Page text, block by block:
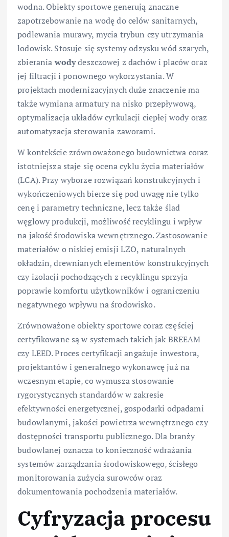
wodna. Obiekty sportowe generują znaczne
zapotrzebowanie na wodę do celów sanitarnych,
podlewania murawy, mycia trybun czy utrzymania
lodowisk. Stosuje się systemy odzysku wód szarych,
zbieraniawodydeszczowej z dachów i placów oraz
jej filtracji i ponownego wykorzystania. W
projektach modernizacyjnych duże znaczenie ma
także wymiana armatury na nisko przepływową,
optymalizacja układów cyrkulacji ciepłej wody oraz
automatyzacja sterowania zaworami.
W kontekście zrównoważonego budownictwa coraz
istotniejsza staje się ocena cyklu życia materiałów
(LCA). Przy wyborze rozwiązań konstrukcyjnych i
wykończeniowych bierze się pod uwagę nie tylko
cenę i parametry techniczne, lecz także ślad
węglowy produkcji, możliwość recyklingu i wpływ
na jakość środowiska wewnętrznego. Zastosowanie
materiałów o niskiej emisji LZO, naturalnych
okładzin, drewnianych elementów konstrukcyjnych
czy izolacji pochodzących z recyklingu sprzyja
poprawie komfortu użytkowników i ograniczeniu
negatywnego wpływu na środowisko.
Zrównoważone obiekty sportowe coraz częściej
certyfikowane są w systemach takich jak BREEAM
czy LEED. Proces certyfikacji angażuje inwestora,
projektantów i generalnego wykonawcę już na
wczesnym etapie, co wymusza stosowanie
rygorystycznych standardów w zakresie
efektywności energetycznej, gospodarki odpadami
budowlanymi, jakości powietrza wewnętrznego czy
dostępności transportu publicznego. Dla branży
budowlanej oznacza to konieczność wdrażania
systemów zarządzania środowiskowego, ścisłego
monitorowania zużycia surowców oraz
dokumentowania pochodzenia materiałów.
Cyfryzacja procesu